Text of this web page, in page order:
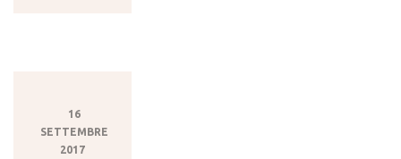
16
SETTEMBRE
2017